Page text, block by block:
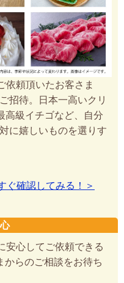
依頼頂いたお客さま
招待。日本一高いクリ
高級イチゴなど、自分
に嬉しいものを選りす
ぐ確認してみる！＞
安心してご依頼できる
からのご相談をお待ち